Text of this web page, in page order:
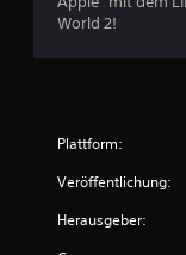
World 2!
Plattform:
Veröffentlichung:
Herausgeber: